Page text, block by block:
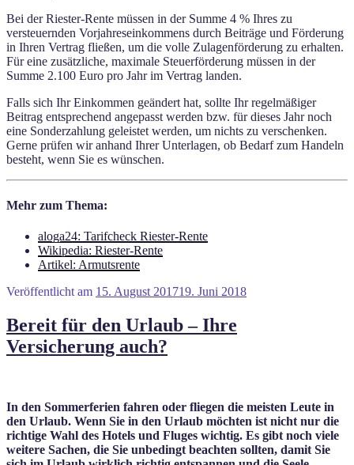
Bei der Riester-Rente müssen in der Summe 4 % Ihres zu
versteuernden Vorjahreseinkommens durch Beiträge und Förderung
in Ihren Vertrag fließen, um die volle Zulagenförderung zu erhalten.
Für eine zusätzliche, maximale Steuerförderung müssen in der
Summe 2.100 Euro pro Jahr im Vertrag landen.
Falls sich Ihr Einkommen geändert hat, sollte Ihr regelmäßiger
Beitrag entsprechend angepasst werden bzw. für dieses Jahr noch
eine Sonderzahlung geleistet werden, um nichts zu verschenken.
Gerne prüfen wir anhand Ihrer Unterlagen, ob Bedarf zum Handeln
besteht, wenn Sie es wünschen.
Mehr zum Thema:
aloga24: Tarifcheck Riester-Rente
Wikipedia: Riester-Rente
Artikel: Armutsrente
Veröffentlicht am 15. August 201719. Juni 2018
Bereit für den Urlaub – Ihre
Versicherung auch?
In den Sommerferien fahren oder fliegen die meisten Leute in
den Urlaub. Wenn Sie in den Urlaub möchten ist nicht nur die
richtige Wahl des Hotels und Fluges wichtig. Es gibt noch viele
weitere Sachen, die Sie unbedingt beachten sollten, damit Sie